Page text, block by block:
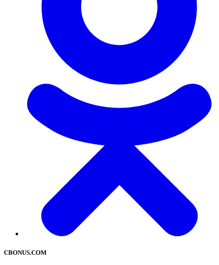
CBONUS.COM